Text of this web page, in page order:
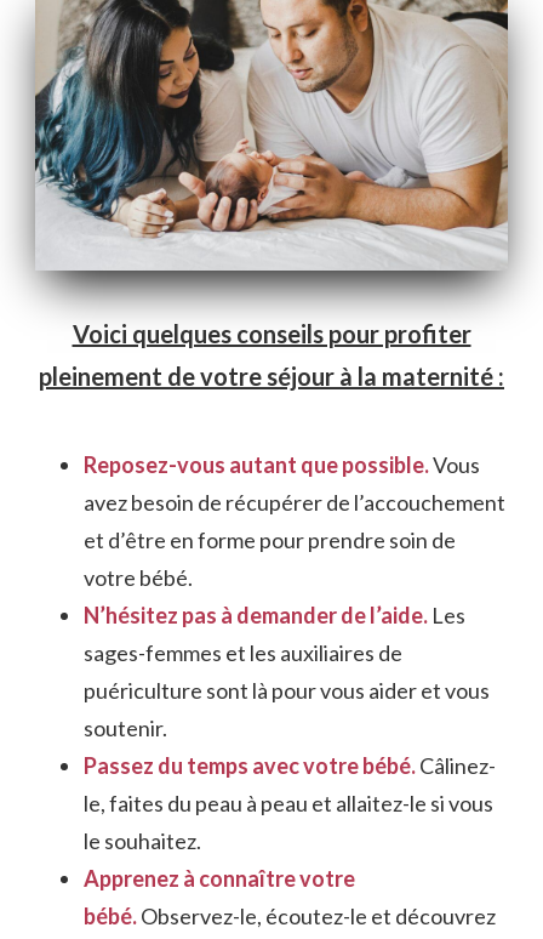
Voici quelques conseils pour profiter
pleinement de votre séjour à la maternité :
Reposez-vous autant que possible.Vous
avez besoin de récupérer de l’accouchement
et d’être en forme pour prendre soin de
votre bébé.
N’hésitez pas à demander de l’aide. Les
sages-femmes et les auxiliaires de
puériculture sont là pour vous aider et vous
soutenir.
Passez du temps avec votre bébé.Câlinez-
le, faites du peau à peau et allaitez-le si vous
le souhaitez.
Apprenez à connaître votre
bébé.Observez-le, écoutez-le et découvrez